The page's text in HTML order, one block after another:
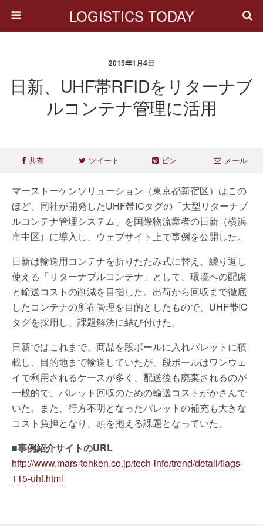
LOGISTICS TODAY
2015年1月4日
日新、UHF帯RFIDをリターナブ
ルコンテナ管理に活用
共有 ツイート ピン メール
マーストーケンソリューション（東京都新宿区）はこの
ほど、同社が開発したUHF帯ICタグの「大型リターナブ
ルコンテナ管理システム」を国際物流業者の日新（横浜
市中区）に導入し、ウェブサイト上で事例を公開した。
日新は輸送用コンテナを折りたたみ式に替え、繰り返し
使える「リターナブルコンテナ」として、環境への配慮
と輸送コストの削減を目指した。出荷から回収まで徹底
したコンテナの所在管理を目的としたもので、UHF帯IC
タグを採用し、課題解決に結び付けた。
日新ではこれまで、商品を段ボールに入れパレットに積
載し、目的地まで輸送していたが、段ボールはワンウェ
イで利用されるケースが多く、配送後も廃棄されるのが
一般的で、パレット回収のための輸送コストがかさんで
いた。また、行方不明となったパレットの補充も大きな
コスト負担となり、頭を抱える課題となっていた。
■事例紹介サイトのURL
http://www.mars-tohken.co.jp/tech-info/trend/detail/flags-
115-uhf.html